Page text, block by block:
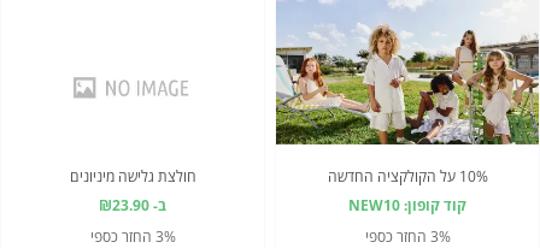
10% על הקולקציה החדשה
קוד קופון: NEW10
3% החזר כספי
חולצת גלישה מיניונים
ב- ₪23.90
3% החזר כספי